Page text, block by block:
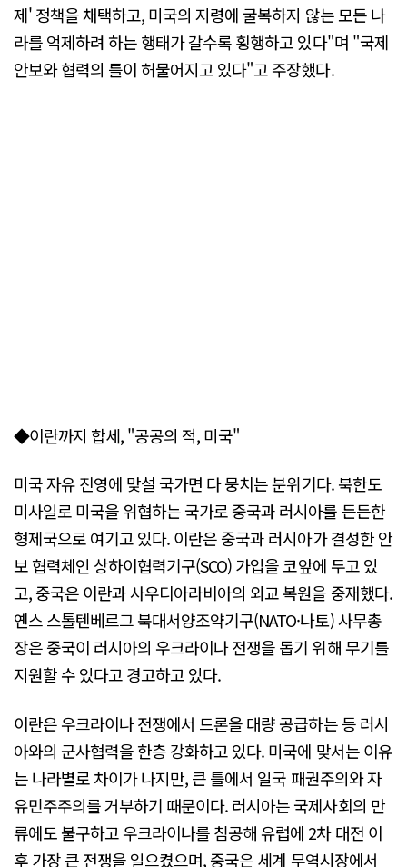
제' 정책을 채택하고, 미국의 지령에 굴복하지 않는 모든 나
라를 억제하려 하는 행태가 갈수록 횡행하고 있다"며 "국제
안보와 협력의 틀이 허물어지고 있다"고 주장했다.
◆이란까지 합세, "공공의 적, 미국"
미국 자유 진영에 맞설 국가면 다 뭉치는 분위기다. 북한도
미사일로 미국을 위협하는 국가로 중국과 러시아를 든든한
형제국으로 여기고 있다. 이란은 중국과 러시아가 결성한 안
보 협력체인 상하이협력기구(SCO) 가입을 코앞에 두고 있
고, 중국은 이란과 사우디아라비아의 외교 복원을 중재했다.
옌스 스톨텐베르그 북대서양조약기구(NATO·나토) 사무총
장은 중국이 러시아의 우크라이나 전쟁을 돕기 위해 무기를
지원할 수 있다고 경고하고 있다.
이란은 우크라이나 전쟁에서 드론을 대량 공급하는 등 러시
아와의 군사협력을 한층 강화하고 있다. 미국에 맞서는 이유
는 나라별로 차이가 나지만, 큰 틀에서 일국 패권주의와 자
유민주주의를 거부하기 때문이다. 러시아는 국제사회의 만
류에도 불구하고 우크라이나를 침공해 유럽에 2차 대전 이
후 가장 큰 전쟁을 일으켰으며, 중국은 세계 무역시장에서